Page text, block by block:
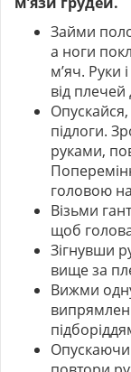
Займи
а ноги
м’яч. Руки
від плечей
підлоги.
руками,
головою
Візьми
щоб
Зігнувши
вище за
Вижми
Опускаючи